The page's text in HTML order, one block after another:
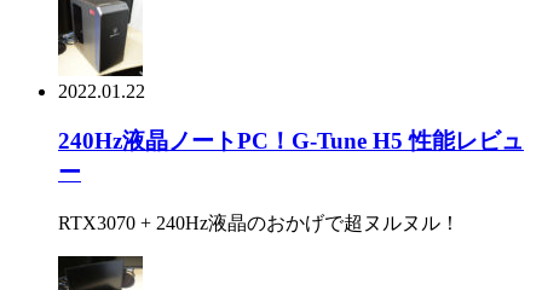
2022.01.22
240Hz液晶ノートPC！G-Tune H5 性能レビュ
ー
RTX3070 + 240Hz液晶のおかげで超ヌルヌル！